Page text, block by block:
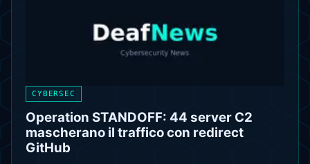
CYBERSEC
Operation STANDOFF: 44 server C2
mascherano il traffico con redirect
GitHub